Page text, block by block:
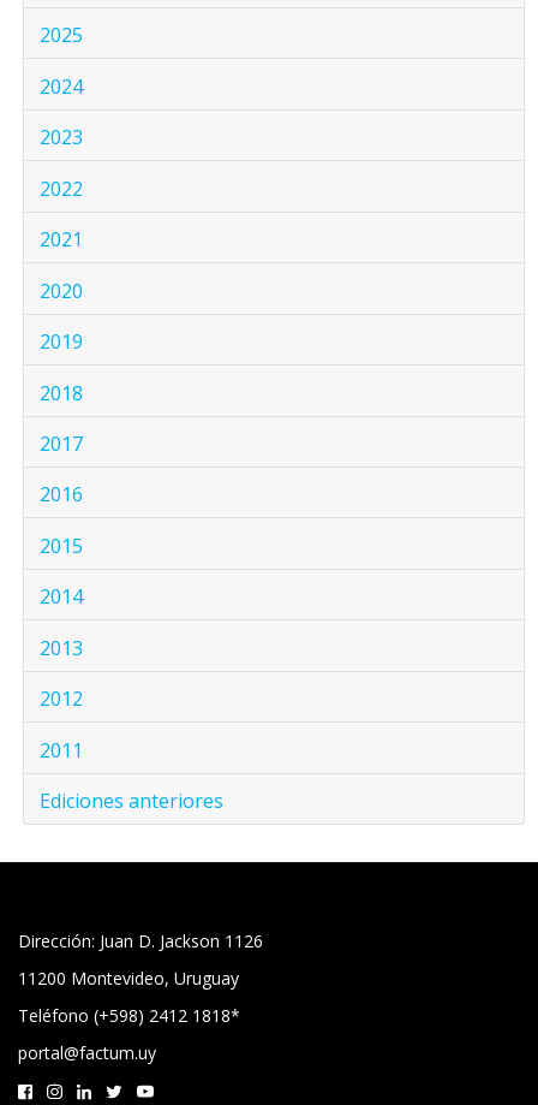
2025
2024
2023
2022
2021
2020
2019
2018
2017
2016
2015
2014
2013
2012
2011
Ediciones anteriores
Dirección: Juan D. Jackson 1126
11200 Montevideo, Uruguay
Teléfono (+598) 2412 1818*
portal@factum.uy